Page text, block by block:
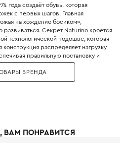
года создаёт обувь, которая
с первых шагов. Главная
на хождение босиком»,
Секрет Naturino кроется
технологической подошве, которая
конструкция распределяет нагрузку
правильную постановку и
стелька выполнена из
антибактериальными
жёсткий для фиксации пяточки, но
стильные кроссовки, сапоги и
БРЕНДА
ПОНРАВИТСЯ